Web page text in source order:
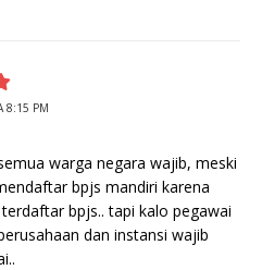
8:15 PM
warga negara wajib, meski
bpjs mandiri karena
bpjs.. tapi kalo pegawai
dan instansi wajib